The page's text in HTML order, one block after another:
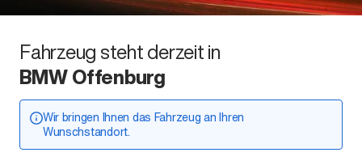
Fahrzeug steht derzeit in
BMW Offenburg
Wir bringen Ihnen das Fahrzeug an Ihren
Wunschstandort.